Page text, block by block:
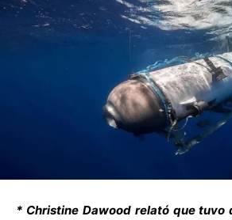
* Christine Dawood relató que tuvo